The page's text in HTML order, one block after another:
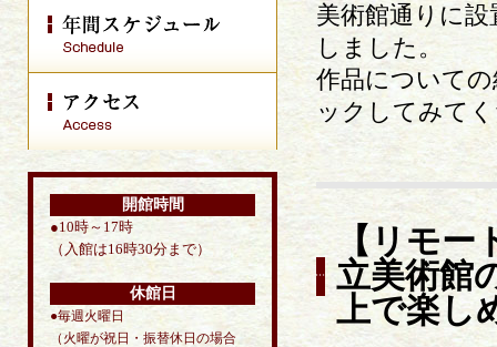
開館時間
●10時～17時
（入館は16時30分まで）
休館日
●毎週火曜日
（火曜が祝日・振替休日の場合
美術館通りに
しました。
作品について
ックしてみて
【リモ
立美術館
上で楽し